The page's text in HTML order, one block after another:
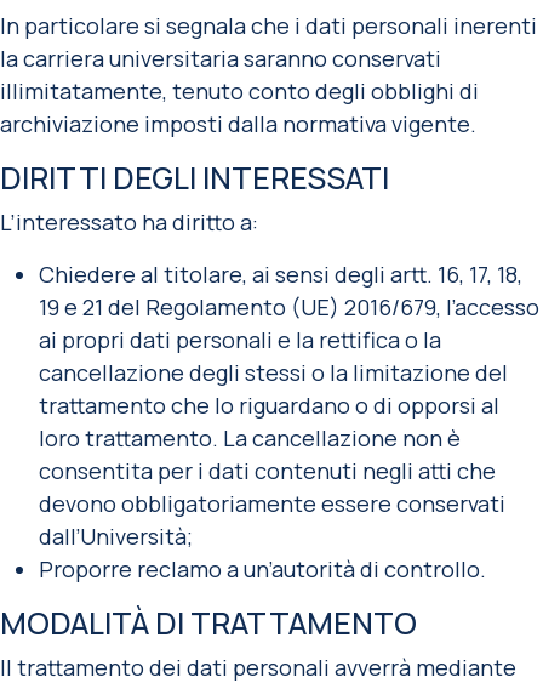
In particolare si segnala che i dati personali inerenti
la carriera universitaria saranno conservati
illimitatamente, tenuto conto degli obblighi di
archiviazione imposti dalla normativa vigente.
DIRITTI DEGLI INTERESSATI
L’interessato ha diritto a:
Chiedere al titolare, ai sensi degli artt. 16, 17, 18,
19 e 21 del Regolamento (UE) 2016/679, l’accesso
ai propri dati personali e la rettifica o la
cancellazione degli stessi o la limitazione del
trattamento che lo riguardano o di opporsi al
loro trattamento. La cancellazione non è
consentita per i dati contenuti negli atti che
devono obbligatoriamente essere conservati
dall’Università;
Proporre reclamo a un’autorità di controllo.
MODALITÀ DI TRATTAMENTO
Il trattamento dei dati personali avverrà mediante